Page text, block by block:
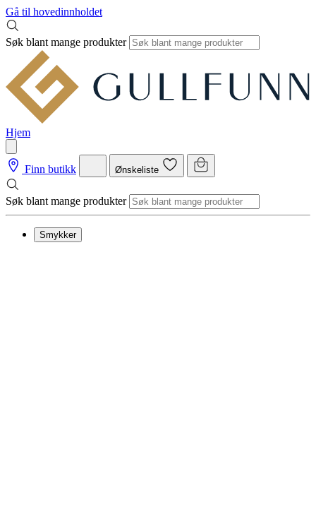
Gå til hovedinnholdet
Søk blant mange produkter
Hjem
Finn butikk Ønskeliste
Søk blant mange produkter
Smykker